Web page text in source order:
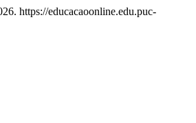
https://educacaoonline.edu.puc-